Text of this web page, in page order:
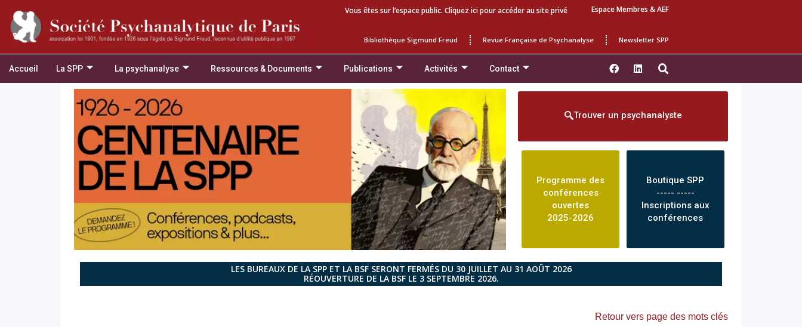
Vous êtes sur l’espace public. Cliquez ici pour accéder au site privé Espace Membres & AEF
Bibliothèque Sigmund Freud Revue Française de Psychanalyse Newsletter SPP
Accueil La SPP La psychanalyse Ressources & Documents Publications Activités Contact
Trouver un psychanalyste
Programme des
conférences
ouvertes
2025-2026
Boutique SPP
----- -----
Inscriptions aux
conférences
LES BUREAUX DE LA SPP ET LA BSF SERONT FERMÉS DU 30 JUILLET AU 31 AOÛT 2026
RÉOUVERTURE DE LA BSF LE 3 SEPTEMBRE 2026.
Retour vers page des mots clés